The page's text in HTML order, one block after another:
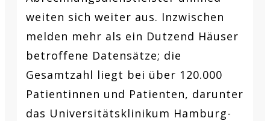
weiten sich weiter aus. Inzwischen
melden mehr als ein Dutzend Häuser
betroffene Datensätze; die
Gesamtzahl liegt bei über 120.000
Patientinnen und Patienten, darunter
das Universitätsklinikum Hamburg-